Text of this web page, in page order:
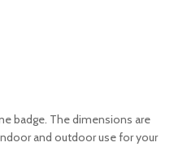
badge. The dimensions are
and outdoor use for your